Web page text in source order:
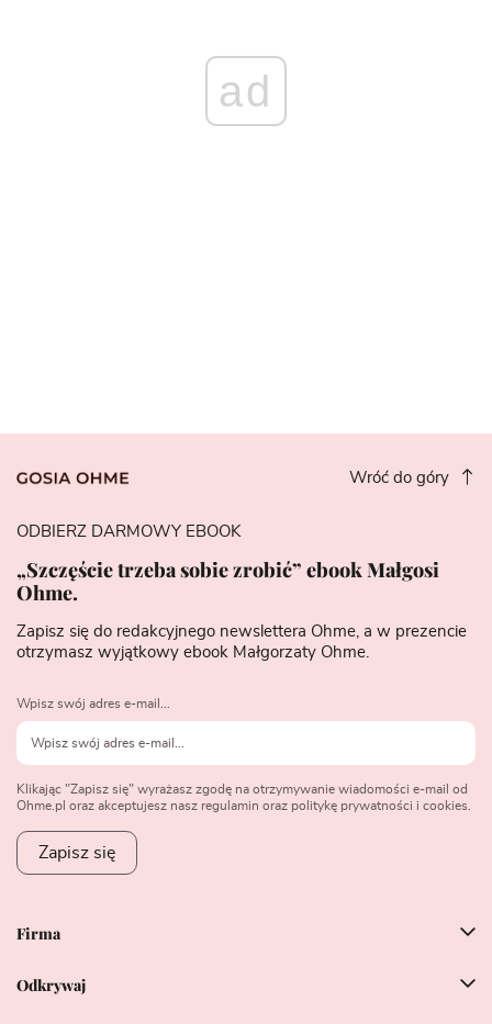
ad
Wróć do góry
Firma
Odkrywaj
ODBIERZ DARMOWY EBOOK
„Szczęście trzeba sobie zrobić” ebook Małgosi
Ohme.
Zapisz się do redakcyjnego newslettera Ohme, a w prezencie
otrzymasz wyjątkowy ebook Małgorzaty Ohme.
Wpisz swój adres e-mail...
Klikając "Zapisz się" wyrażasz zgodę na otrzymywanie wiadomości e-mail od
Ohme.pl oraz akceptujesz nasz regulamin oraz politykę prywatności i cookies.
Zapisz się